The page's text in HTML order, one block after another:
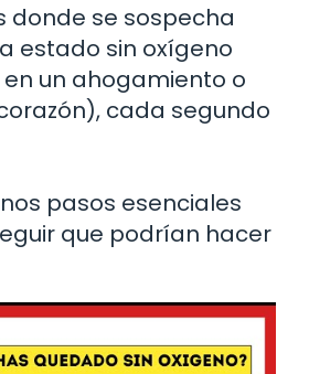
donde se sospecha
estado sin oxígeno
un ahogamiento o
cada segundo
pasos esenciales
que podrían hacer